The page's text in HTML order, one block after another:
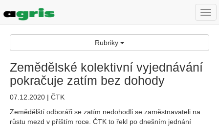
Rubriky
Zemědělské kolektivní vyjednávání
pokračuje zatím bez dohody
07.12.2020 | ČTK
Zemědělští odboráři se zatím nedohodli se zaměstnavateli na
růstu mezd v příštím roce. ČTK to řekl po dnešním jednání